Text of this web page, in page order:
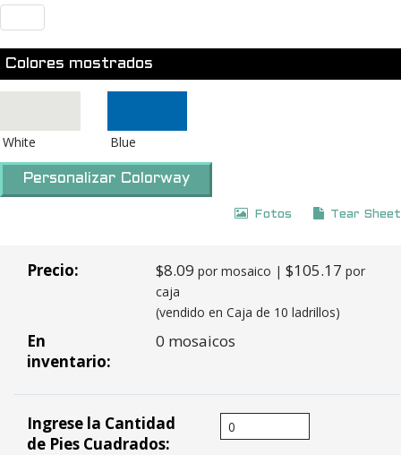
Colores mostrados
White Blue
Personalizar Colorway
Fotos Tear Sheet
Precio: $8.09 por mosaico | $105.17 por
caja
(vendido en Caja de 10 ladrillos)
En
inventario:
0 mosaicos
Ingrese la Cantidad
de Pies Cuadrados: